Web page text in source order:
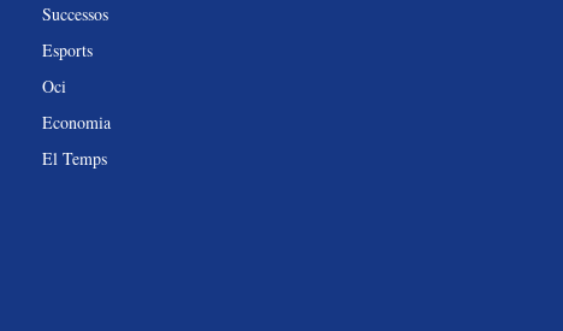
Successos
Esports
Oci
Economia
El Temps